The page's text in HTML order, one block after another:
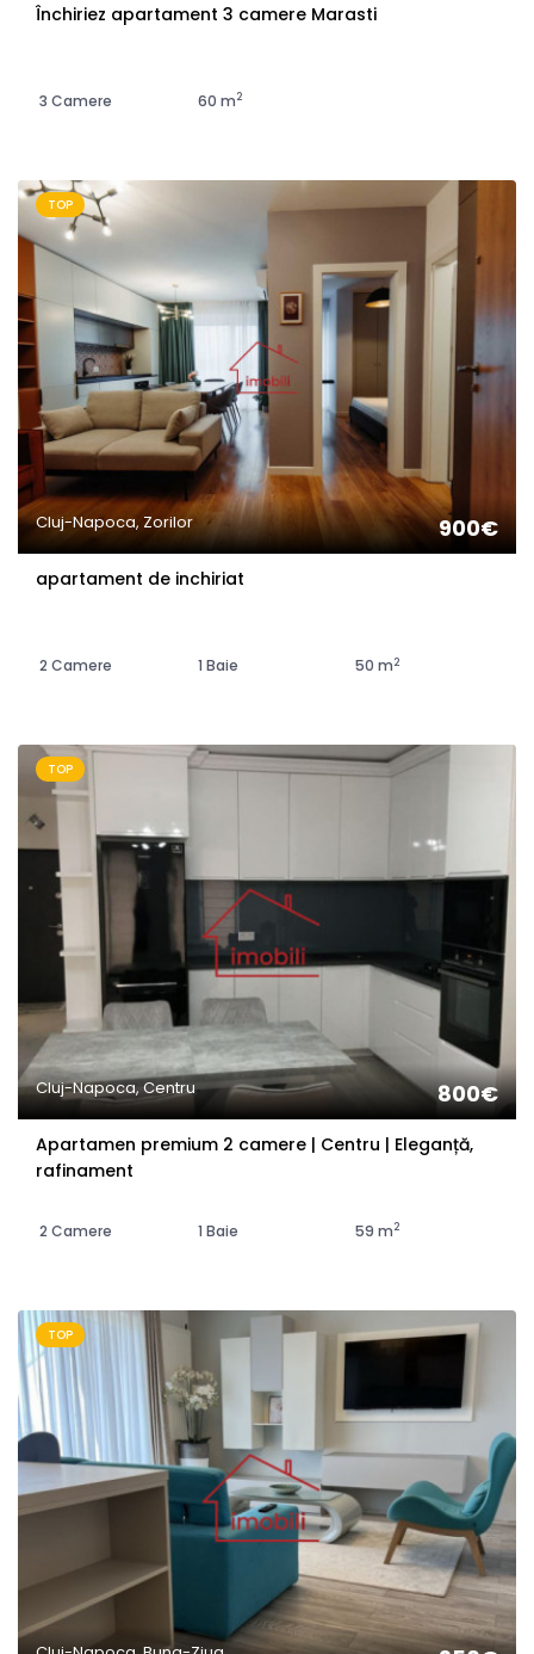
Închiriez apartament 3 camere Marasti
3 Camere 60 m2
TOP
Cluj-Napoca, Zorilor 900€
apartament de inchiriat
2 Camere 1 Baie 50 m2
TOP
Cluj-Napoca, Centru 800€
Apartamen premium 2 camere | Centru | Eleganță,
rafinament
2 Camere 1 Baie 59 m2
TOP